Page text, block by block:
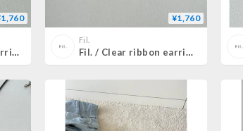
Fil. / Heart glitter earrings(即納)
¥1,760
Fil.
Fil. / Clear ribbon earrings(即納)2color